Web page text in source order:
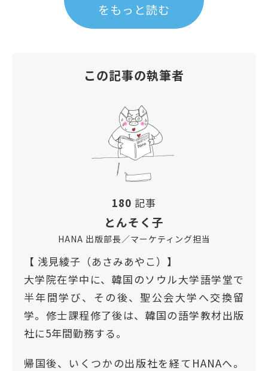
をもっと読む
この記事の執筆者
180 記事
とんそく子
HANA 出版部長／マーケティング担当
【 浅見綾子（あさみあやこ）】
大学院在学中に、韓国のソウル大学語学堂で
半年間学び、その後、聖公会大学へ交換留
学。修士課程修了後は、韓国の語学教材出版
社に5年間勤務する。
帰国後、いくつかの出版社を経てHANAへ。